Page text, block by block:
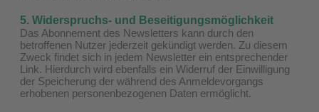
5. Widerspruchs- und Beseitigungsmöglichkeit
Das Abonnement des Newsletters kann durch den
betroffenen Nutzer jederzeit gekündigt werden. Zu diesem
Zweck findet sich in jedem Newsletter ein entsprechender
Link. Hierdurch wird ebenfalls ein Widerruf der Einwilligung
der Speicherung der während des Anmeldevorgangs
erhobenen personenbezogenen Daten ermöglicht.